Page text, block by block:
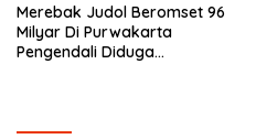
Merebak Judol Beromset 96
Milyar Di Purwakarta
Pengendali Diduga